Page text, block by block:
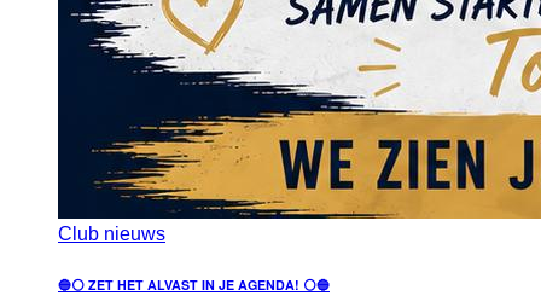
Club nieuws
🔵⚪ ZET HET ALVAST IN JE AGENDA! ⚪🔵